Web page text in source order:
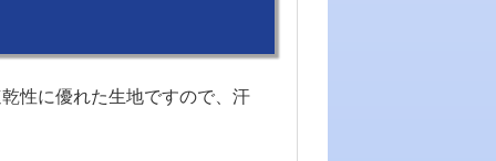
性に優れた生地ですので、汗